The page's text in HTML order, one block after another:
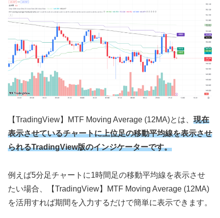
【TradingView】 MTF Moving Average (12MA)とは、 現在
表示させているチャートに上位足の移動平均線を表示させ
られるTradingView版のインジケーターです。
例えば5分足チャートに1時間足の移動平均線を表示させ
たい場合、【TradingView】
MTF Moving Average (12MA)
を活用すれば期間を入力するだけで簡単に表示できます。